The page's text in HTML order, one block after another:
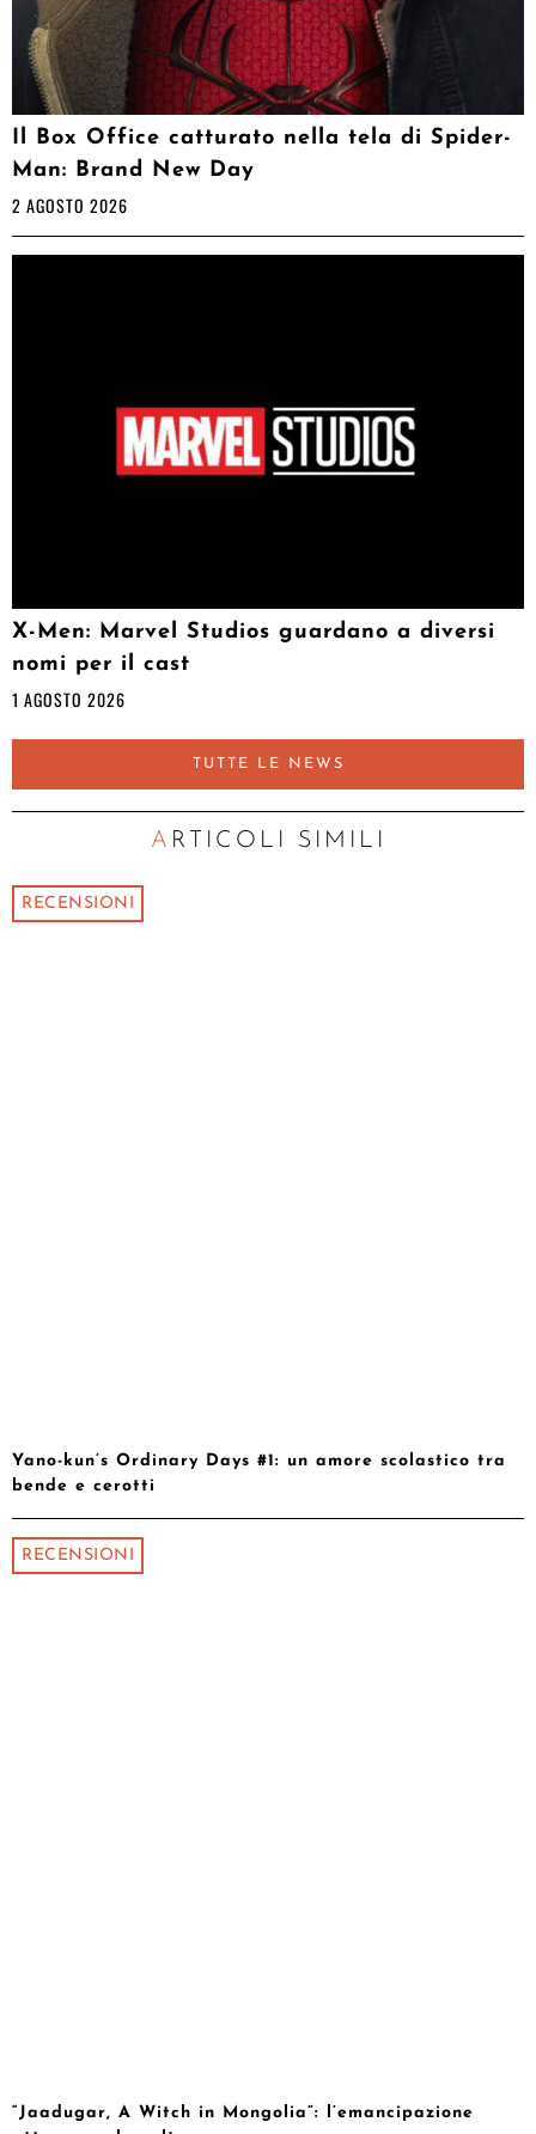
Il Box Office catturato nella tela di Spider-
Man: Brand New Day
2 AGOSTO 2026
X-Men: Marvel Studios guardano a diversi
nomi per il cast
1 AGOSTO 2026
TUTTE LE NEWS
ARTICOLI SIMILI
RECENSIONI
Yano-kun’s Ordinary Days #1: un amore scolastico tra
bende e cerotti
RECENSIONI
“Jaadugar, A Witch in Mongolia”: l’emancipazione